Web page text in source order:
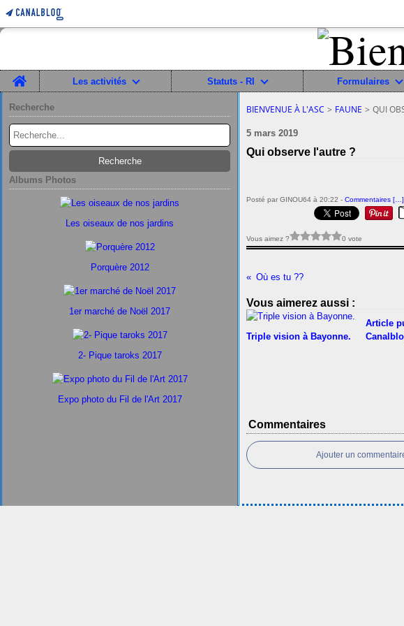
Home
Les activités Statuts - RI Formulaires
Recherche
Albums Photos
Les oiseaux de nos jardins
Porquère 2012
1er marché de Noël 2017
2- Pique taroks 2017
Expo photo du Fil de l'Art 2017
BIENVENUE À L'ASC > FAUNE > QUI
5 mars 2019
Qui observe l'autre ?
Posté par GINOU64 à 20:22 - Commentaires [ ]
Vous aimez ? 0 vote
Où es tu ??
Vous aimerez aussi :
Triple vision à Bayonne.
Article
Commentaires
Ajouter un